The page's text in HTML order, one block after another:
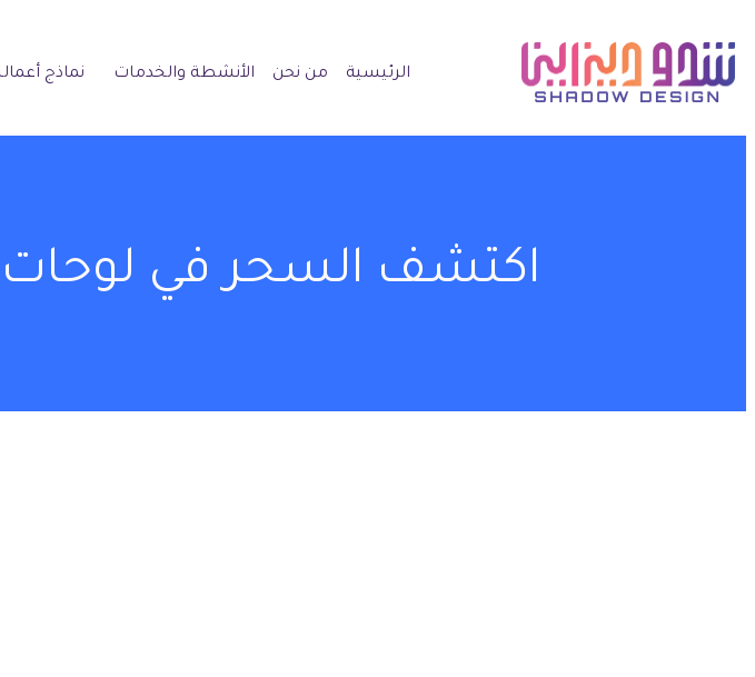
الرئيسية من نحن الأنشطة والخدمات نماذج
اكتشف السحر في لوحات